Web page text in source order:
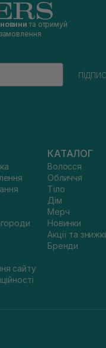
та отримуй
сайту
КАТАЛОГ
Волосся
Обличчя
Тіло
Дім
Мерч
Новинки
Акції та
Бренди